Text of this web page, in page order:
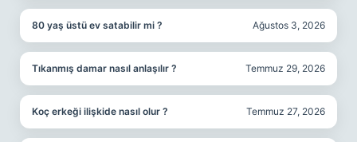
80 yaş üstü ev satabilir mi ? Ağustos 3, 2026
Tıkanmış damar nasıl anlaşılır ? Temmuz 29, 2026
Koç erkeği ilişkide nasıl olur ? Temmuz 27, 2026